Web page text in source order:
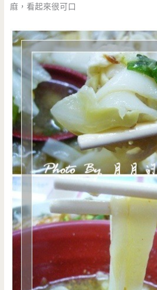
麻，看起來很可口